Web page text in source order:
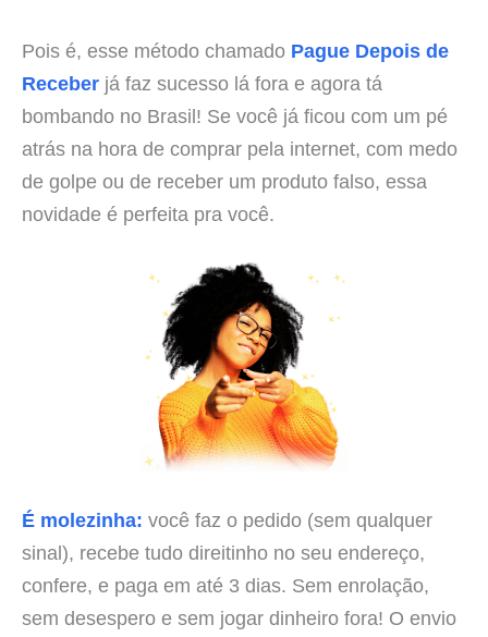
Pois é, esse método chamado Pague Depois de
Receber já faz sucesso lá fora e agora tá
bombando no Brasil! Se você já ficou com um pé
atrás na hora de comprar pela internet, com medo
de golpe ou de receber um produto falso, essa
novidade é perfeita pra você.
É molezinha: você faz o pedido (sem qualquer
sinal), recebe tudo direitinho no seu endereço,
confere, e paga em até 3 dias. Sem enrolação,
sem desespero e sem jogar dinheiro fora! O envio